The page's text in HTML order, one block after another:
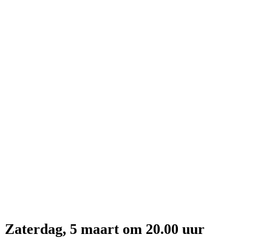
Zaterdag, 5 maart om 20.00 uur